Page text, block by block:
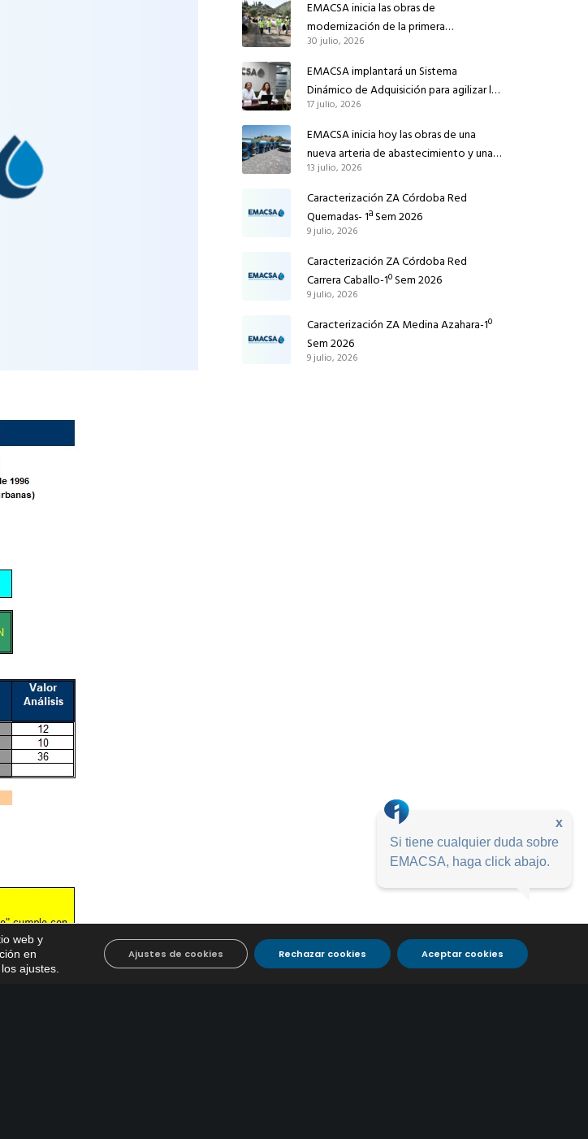
EMACSA inicia las obras de
modernización de la primera
conducción de abastecimiento para
reforzar el suministro de agua de
Córdoba
30 julio, 2026
EMACSA implantará un Sistema
Dinámico de Adquisición para agilizar la
contratación de obras en sus redes e
instalaciones
17 julio, 2026
EMACSA inicia hoy las obras de una
nueva arteria de abastecimiento y una
red de agua no potable en Ingeniero
Ruiz de Azúa
13 julio, 2026
Caracterización ZA Córdoba Red
Quemadas- 1ª Sem 2026
9 julio, 2026
Caracterización ZA Córdoba Red
Carrera Caballo-1º Sem 2026
9 julio, 2026
Caracterización ZA Medina Azahara-1º
Sem 2026
9 julio, 2026
web y
en
ajustes
Aceptar cookies
Rechazar cookies
Ajustes de cookies
x
Si tiene cualquier duda sobre
EMACSA, haga click abajo.